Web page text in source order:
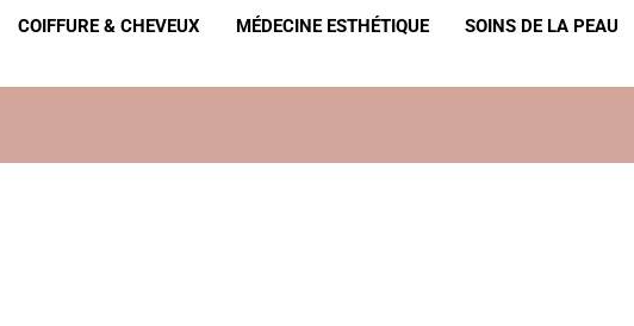
COIFFURE & CHEVEUX MÉDECINE ESTHÉTIQUE SOINS DE LA PEAU